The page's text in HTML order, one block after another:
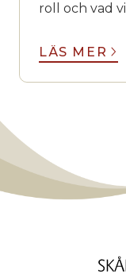
roll och vad
LÄS MER